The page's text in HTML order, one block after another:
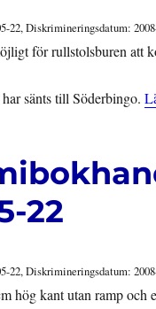
22, Diskrimineringsdatum:
för rullstolsburen att
sänts till Söderbingo.
22
22, Diskrimineringsdatum:
hög kant utan ramp